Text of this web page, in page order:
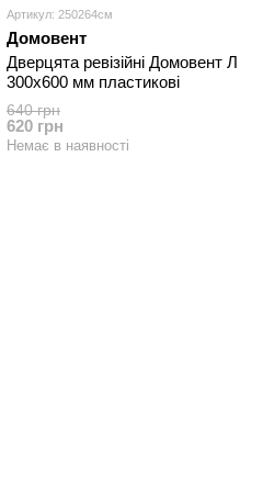
Артикул: 250264см
Домовент
Дверцята ревізійні Домовент Л
300х600 мм пластикові
640 грн
620 грн
Немає в наявності